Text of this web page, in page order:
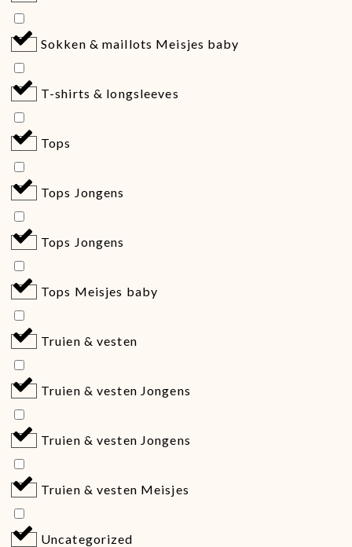
Sokken & maillots Meisjes baby
T-shirts & longsleeves
Tops
Tops Jongens
Tops Jongens
Tops Meisjes baby
Truien & vesten
Truien & vesten Jongens
Truien & vesten Jongens
Truien & vesten Meisjes
Uncategorized